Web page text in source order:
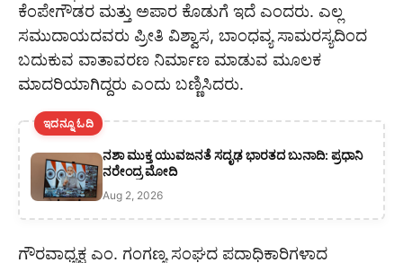
ಕೆಂಪೇಗೌಡರ ಮತ್ತು ಅಪಾರ ಕೊಡುಗೆ ಇದೆ ಎಂದರು. ಎಲ್ಲ
ಸಮುದಾಯದವರು ಪ್ರೀತಿ ವಿಶ್ವಾಸ, ಬಾಂಧವ್ಯ ಸಾಮರಸ್ಯದಿಂದ
ಬದುಕುವ ವಾತಾವರಣ ನಿರ್ಮಾಣ ಮಾಡುವ ಮೂಲಕ
ಮಾದರಿಯಾಗಿದ್ದರು ಎಂದು ಬಣ್ಣಿಸಿದರು.
ಇದನ್ನೂ ಓದಿ
ನಶಾ ಮುಕ್ತ ಯುವಜನತೆ ಸದೃಢ ಭಾರತದ ಬುನಾದಿ: ಪ್ರಧಾನಿ
ನರೇಂದ್ರ ಮೋದಿ
Aug 2, 2026
ಗೌರವಾಧ್ಯಕ್ಷ ಎಂ. ಗಂಗಣ್ಯ ಸಂಘದ ಪದಾಧಿಕಾರಿಗಳಾದ